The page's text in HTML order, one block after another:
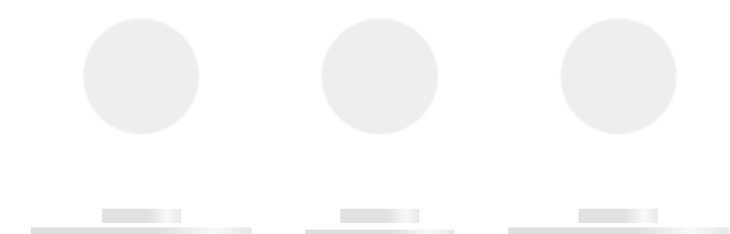
------------
------------
------------